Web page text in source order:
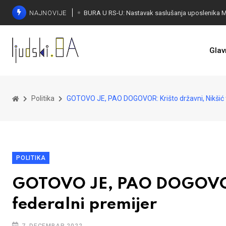
NAJNOVIJE
Politika GOTOVO JE, PAO DOGOVOR: Krišto državni,
POLITIKA
GOTOVO JE, PAO
federalni premijer